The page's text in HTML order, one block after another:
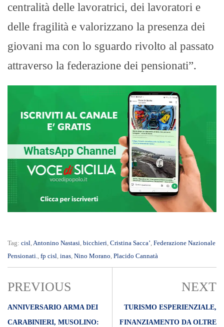
centralità delle lavoratrici, dei lavoratori e
delle fragilità e valorizzano la presenza dei
giovani ma con lo sguardo rivolto al passato
attraverso la federazione dei pensionati”.
Tag: cisl,Antonino Nastasi, bicchieri, Cristina Sacca’, Federazione Nazionale
Pensionati., fp cisl, inas, Nino Morano, Placido Cannatà
PREVIOUS
ANNIVERSARIO ARMA DEI
CARABINIERI, MUSOLINO:
NEXT
TURISMO ESPERIENZIALE,
FINANZIAMENTO DA OLTRE